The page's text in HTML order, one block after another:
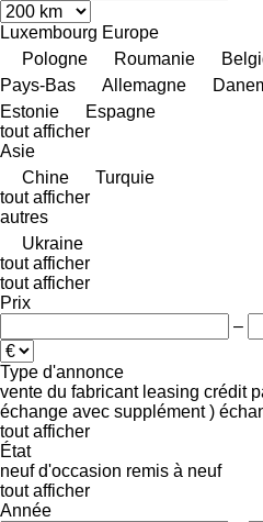
Luxembourg Europe
Pologne
Roumanie
Pays-Bas
Allemagne
Estonie
Espagne
tout afficher
Asie
Chine
Turquie
tout afficher
autres
Ukraine
tout afficher
tout afficher
Prix
–
Type d'annonce
vente du fabricant leasing crédit
échange avec supplément )
tout afficher
État
neuf d'occasion remis à neuf
tout afficher
Année